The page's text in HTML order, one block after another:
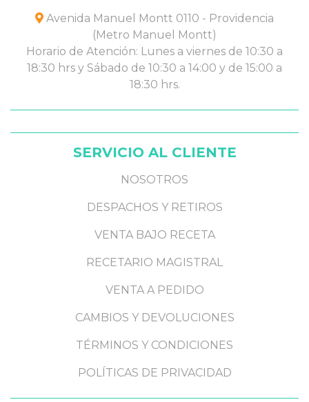
Avenida Manuel Montt 0110 - Providencia
(Metro Manuel Montt)
Horario de Atención: Lunes a viernes de 10:30 a
18:30 hrs y Sábado de 10:30 a 14:00 y de 15:00 a
18:30 hrs.
SERVICIO AL CLIENTE
NOSOTROS
DESPACHOS Y RETIROS
VENTA BAJO RECETA
RECETARIO MAGISTRAL
VENTA A PEDIDO
CAMBIOS Y DEVOLUCIONES
TÉRMINOS Y CONDICIONES
POLÍTICAS DE PRIVACIDAD